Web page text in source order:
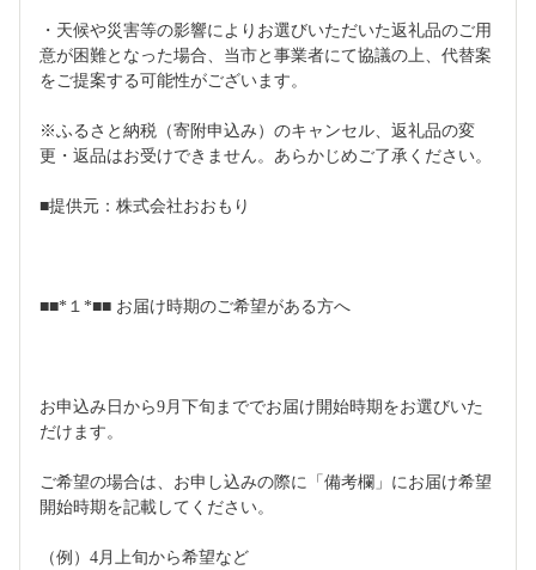
・天候や災害等の影響によりお選びいただいた返礼品のご用
意が困難となった場合、当市と事業者にて協議の上、代替案
をご提案する可能性がございます。
※ふるさと納税（寄附申込み）のキャンセル、返礼品の変
更・返品はお受けできません。あらかじめご了承ください。
■提供元：株式会社おおもり
■■*１*■■ お届け時期のご希望がある方へ
お申込み日から9月下旬まででお届け開始時期をお選びいた
だけます。
ご希望の場合は、お申し込みの際に「備考欄」にお届け希望
開始時期を記載してください。
（例）4月上旬から希望など